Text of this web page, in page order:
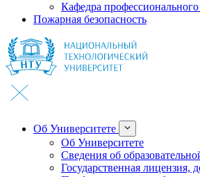
Кафедра
Пожарная безопасность
Об Университете
Об Университете
Сведения об
Государственная лицензия,